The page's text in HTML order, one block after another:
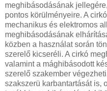
meghibásodásának
pontos körülményeire. A
mechanikus és elektromos
meghibásodásának
közben a használat során
szerelő kicseréli. A cirkó
valamint a mághibásodott
szerelő szakember
szakszerü karbantartását is,